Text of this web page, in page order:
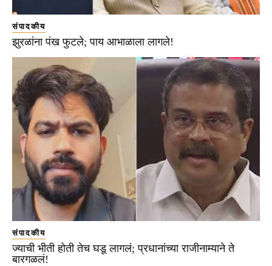
संपादकीय
झुरळांना पंख फुटले; पाय आभाळाला लागले!
संपादकीय
ज्याची भीती होती तेच घडू लागलं; प्रधानांच्या राजीनाम्याने ते
बारगळलं!